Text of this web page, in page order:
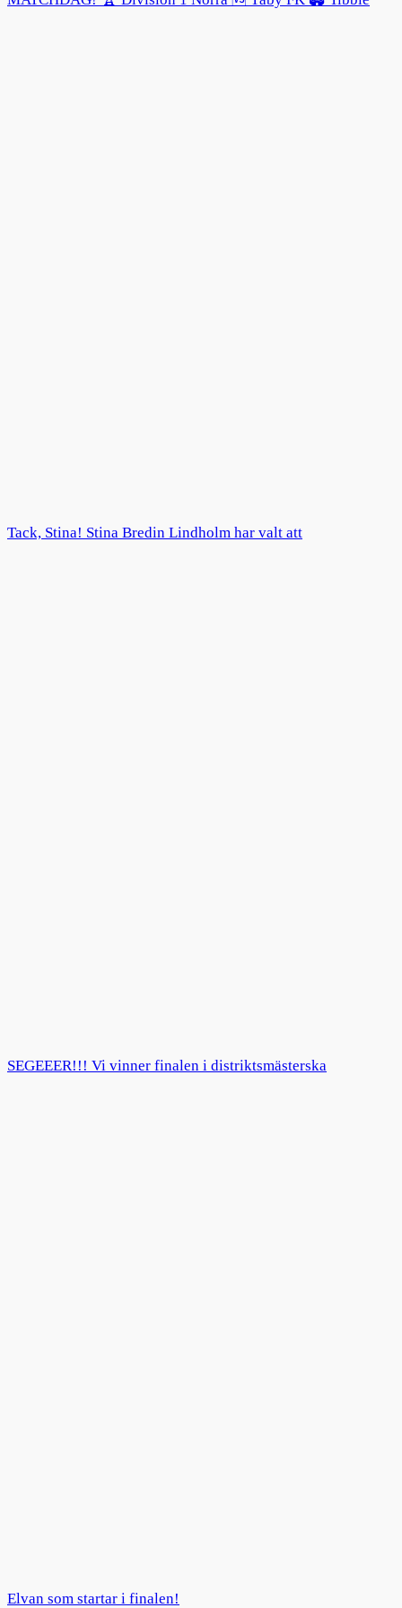
Tack, Stina! Stina Bredin Lindholm har valt att
SEGEEER!!! Vi vinner finalen i distriktsmästerska
Elvan som startar i finalen!